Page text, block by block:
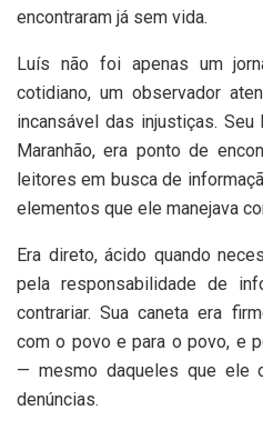
encontraram já sem vida.
Luís não foi apenas um
cotidiano, um observador
incansável das injustiças.
Maranhão, era ponto de
leitores em busca de
elementos que ele manejava
Era direto, ácido quando
pela responsabilidade de
contrariar. Sua caneta era
com o povo e para o povo, e
— mesmo daqueles que ele
denúncias.